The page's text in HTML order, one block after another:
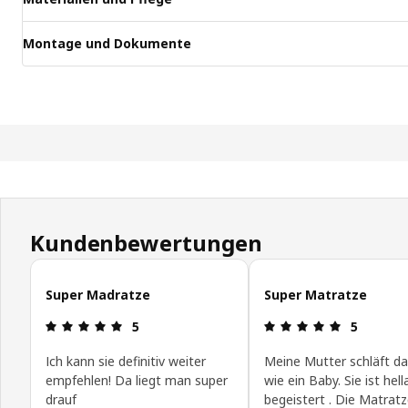
Montage und Dokumente
Kundenbewertungen
Kundenbewertungen überspringen
Super Madratze
Produktbewertung: 5 von 5 Sterne
5
Ich kann sie definitiv weiter
empfehlen! Da liegt man super
drauf
Super Matratze
5
Meine Mutter schläft
wie ein Baby. Sie ist
begeistert . Die